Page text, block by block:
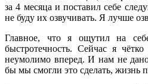
за 4 месяца и поставил себе
не буду их озвучивать. Я лучше
Главное, что я ощутил на
быстротечность. Сейчас я
неумолимо вперед. И нам не
бы мы смогли это сделать, жизнь